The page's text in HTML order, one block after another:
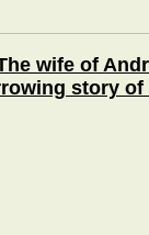
wife of
story